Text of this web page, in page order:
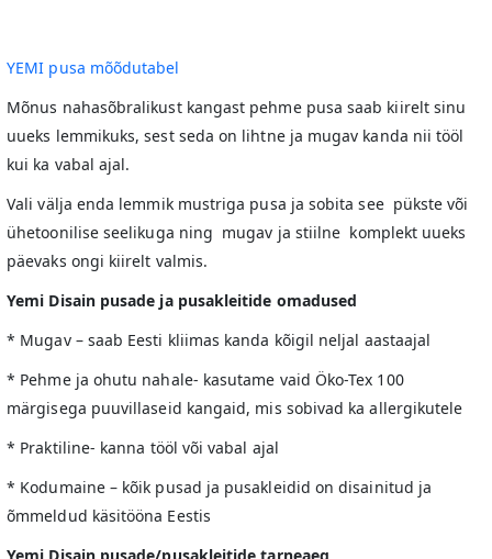
YEMI pusa mõõdutabel
Mõnus nahasõbralikust kangast pehme pusa saab kiirelt sinu
uueks lemmikuks, sest seda on lihtne ja mugav kanda nii tööl
kui ka vabal ajal.
Vali välja enda lemmik mustriga pusa ja sobita see pükste või
ühetoonilise seelikuga ning mugav ja stiilne komplekt uueks
päevaks ongi kiirelt valmis.
Yemi Disain pusade ja pusakleitide omadused
* Mugav – saab Eesti kliimas kanda kõigil neljal aastaajal
* Pehme ja ohutu nahale- kasutame vaid Öko-Tex 100
märgisega puuvillaseid kangaid, mis sobivad ka allergikutele
* Praktiline- kanna tööl või vabal ajal
* Kodumaine – kõik pusad ja pusakleidid on disainitud ja
õmmeldud käsitööna Eestis